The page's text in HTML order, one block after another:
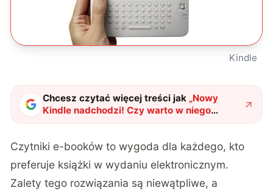
Kindle
Chcesz czytać więcej treści jak „Nowy
Kindle nadchodzi! Czy warto w niego
zainwestować?"?
Czytniki e-booków to wygoda dla każdego, kto
preferuje książki w wydaniu elektronicznym.
Zalety tego rozwiązania są niewątpliwe, a